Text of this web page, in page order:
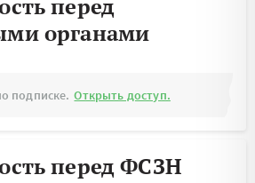
перед
органами
подписке. Открыть доступ.
перед ФСЗН